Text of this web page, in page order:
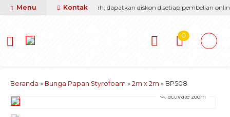
yang terbaik & termurah, dapatkan diskon disetiap pembelian online.
Menu Kontak
0
Beranda » Bunga Papan Styrofoam » 2m x 2m » BP508
activate zoom